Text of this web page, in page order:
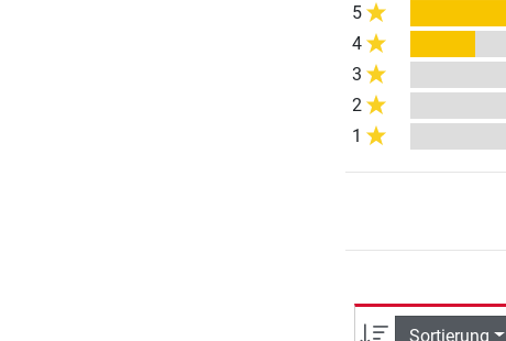
5
4
3
2
1
Sortierung